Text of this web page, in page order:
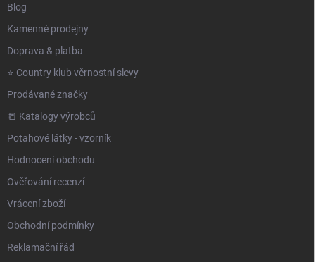
Blog
Kamenné prodejny
Doprava & platba
⭐️ Country klub věrnostní slevy
Prodávané značky
📒 Katalogy výrobců
Potahové látky - vzorník
Hodnocení obchodu
Ověřování recenzí
Vrácení zboží
Obchodní podmínky
Reklamační řád